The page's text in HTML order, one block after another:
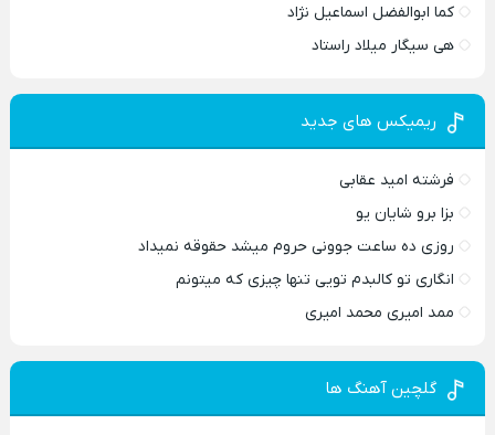
کما ابوالفضل اسماعیل نژاد
هی سیگار میلاد راستاد
ریمیکس های جدید
فرشته امید عقابی
بزا برو شایان یو
روزی ده ساعت جوونی حروم میشد حقوقه نمیداد
انگاری تو کالبدم تویی تنها چیزی که میتونم
ممد امیری محمد امیری
گلچین آهنگ ها